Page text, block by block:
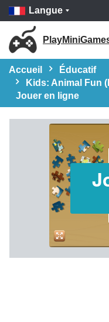
Langue
Accueil
Éducatif
Kids: Animal Fun
Jouer en ligne